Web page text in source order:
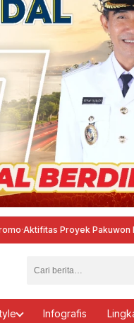
Pakuwon Mall Hingga
Infografis